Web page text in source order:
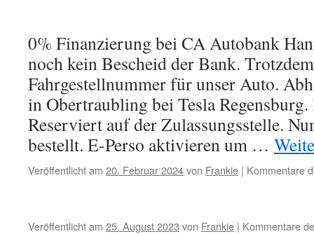
0% Finanzierung bei CA Autobank
noch kein Bescheid der Bank.
Fahrgestellnummer für unser Auto.
in Obertraubling bei Tesla
Reserviert auf der Zulassungsstelle.
bestellt. E-Perso aktivieren um …
Veröffentlicht am 20. Februar 2024von Frankie | Kommentare
Veröffentlicht am 25. August 2023 von Frankie | Kommentare